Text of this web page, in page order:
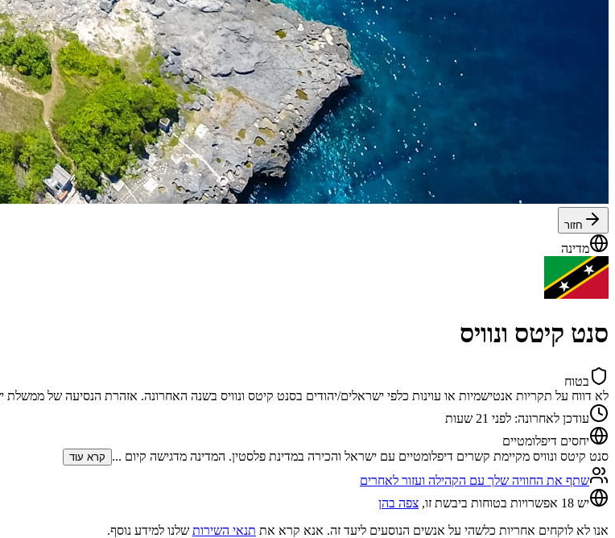
חזור
מדינה
סנט קיטס ונוויס
בטוח
לא דווח על תקריות אנטישמיות או עוינות כלפי ישראלים/יהודים בסנט קיטס ונוויס בשנה האחרונה. אזהרת הנסיעה של
עודכן לאחרונה: לפני 21 שעות
יחסים דיפלומטיים
סנט קיטס ונוויס מקיימת קשרים דיפלומטיים עם ישראל והכירה במדינת פלסטין. המדינה מדגישה קיום ... קרא עוד
שתף את החוויה שלך עם הקהילה ועזור לאחרים
יש 18 אפשרויות בטוחות ביבשת זו,
צפה בהן
אנו לא לוקחים אחריות כלשהי על אנשים הנוסעים ליעד זה. אנא קרא את תנאי השירות שלנו למידע נוסף.